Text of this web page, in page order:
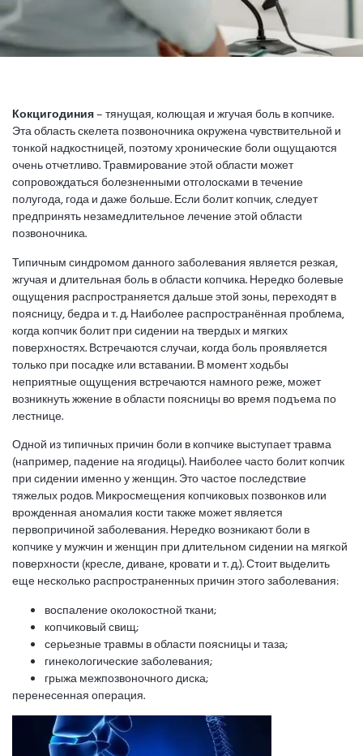
Кокцигодиния– тянущая, колющая и жгучая боль в копчике.
Эта область скелета позвоночника окружена чувствительной и
тонкой надкостницей, поэтому хронические боли ощущаются
очень отчетливо. Травмирование этой области может
сопровождаться болезненными отголосками в течение
полугода, года и даже больше. Если болит копчик, следует
предпринять незамедлительное лечение этой области
позвоночника.
Типичным синдромом данного заболевания является резкая,
жгучая и длительная боль в области копчика. Нередко болевые
ощущения распространяется дальше этой зоны, переходят в
поясницу, бедра и т. д. Наиболее распространённая проблема,
когда копчик болит при сидении на твердых и мягких
поверхностях. Встречаются случаи, когда боль проявляется
только при посадке или вставании. В момент ходьбы
неприятные ощущения встречаются намного реже, может
возникнуть жжение в области поясницы во время подъема по
лестнице.
Одной из типичных причин боли в копчике выступает травма
(например, падение на ягодицы). Наиболее часто болит копчик
при сидении именно у женщин. Это частое последствие
тяжелых родов. Микросмещения копчиковых позвонков или
врожденная аномалия кости также может является
первопричиной заболевания. Нередко возникают боли в
копчике у мужчин и женщин при длительном сидении на мягкой
поверхности (кресле, диване, кровати и т. д.). Стоит выделить
еще несколько распространенных причин этого заболевания:
воспаление околокостной ткани;
копчиковый свищ;
серьезные травмы в области поясницы и таза;
гинекологические заболевания;
грыжа межпозвоночного диска;
перенесенная операция.